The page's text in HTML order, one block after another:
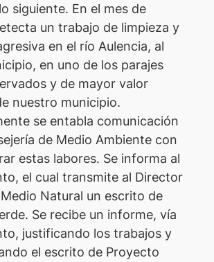
siguiente. En el mes de
un trabajo de limpieza y
en el río Aulencia, al
en uno de los parajes
y de mayor valor
nuestro municipio.
se entabla comunicación
de Medio Ambiente con
estas labores. Se informa al
el cual transmite al Director
Natural un escrito de
Se recibe un informe, vía
justificando los trabajos y
el escrito de Proyecto